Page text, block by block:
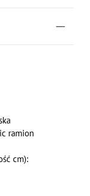
ramion
cm):